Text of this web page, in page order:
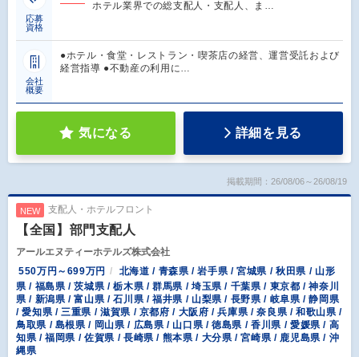
応募
資格
ホテル業界での総支配人・支配人、ま…
会社
概要
●ホテル・食堂・レストラン・喫茶店の経営、運営受託および
経営指導 ●不動産の利用に…
気になる 詳細を見る
掲載期間：26/08/06～26/08/19
NEW 支配人・ホテルフロント
【全国】部門支配人
アールエヌティーホテルズ株式会社
550万円～699万円
北海道 / 青森県 / 岩手県 / 宮城県 / 秋田県 / 山形
県 / 福島県 / 茨城県 / 栃木県 / 群馬県 / 埼玉県 / 千葉県 / 東京都 / 神奈川
県 / 新潟県 / 富山県 / 石川県 / 福井県 / 山梨県 / 長野県 / 岐阜県 / 静岡県
/ 愛知県 / 三重県 / 滋賀県 / 京都府 / 大阪府 / 兵庫県 / 奈良県 / 和歌山県 /
鳥取県 / 島根県 / 岡山県 / 広島県 / 山口県 / 徳島県 / 香川県 / 愛媛県 / 高
知県 / 福岡県 / 佐賀県 / 長崎県 / 熊本県 / 大分県 / 宮崎県 / 鹿児島県 / 沖
縄県